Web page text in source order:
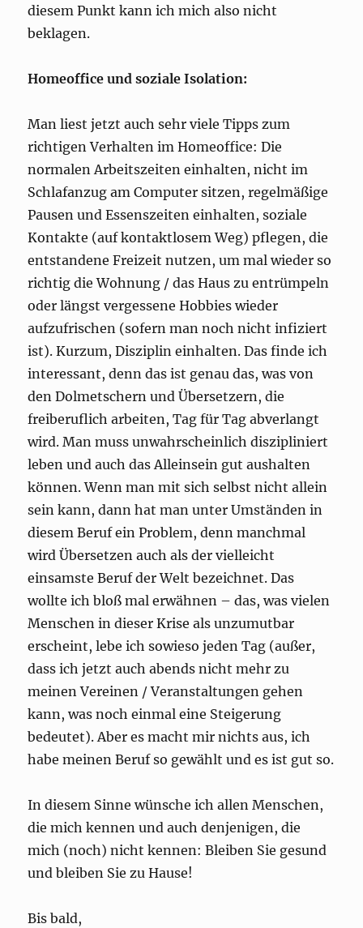
diesem Punkt kann ich mich also nicht
beklagen.
Homeoffice und soziale Isolation:
Man liest jetzt auch sehr viele Tipps zum
richtigen Verhalten im Homeoffice: Die
normalen Arbeitszeiten einhalten, nicht im
Schlafanzug am Computer sitzen, regelmäßige
Pausen und Essenszeiten einhalten, soziale
Kontakte (auf kontaktlosem Weg) pflegen, die
entstandene Freizeit nutzen, um mal wieder so
richtig die Wohnung / das Haus zu entrümpeln
oder längst vergessene Hobbies wieder
aufzufrischen (sofern man noch nicht infiziert
ist). Kurzum, Disziplin einhalten. Das finde ich
interessant, denn das ist genau das, was von
den Dolmetschern und Übersetzern, die
freiberuflich arbeiten, Tag für Tag abverlangt
wird. Man muss unwahrscheinlich diszipliniert
leben und auch das Alleinsein gut aushalten
können. Wenn man mit sich selbst nicht allein
sein kann, dann hat man unter Umständen in
diesem Beruf ein Problem, denn manchmal
wird Übersetzen auch als der vielleicht
einsamste Beruf der Welt bezeichnet. Das
wollte ich bloß mal erwähnen – das, was vielen
Menschen in dieser Krise als unzumutbar
erscheint, lebe ich sowieso jeden Tag (außer,
dass ich jetzt auch abends nicht mehr zu
meinen Vereinen / Veranstaltungen gehen
kann, was noch einmal eine Steigerung
bedeutet). Aber es macht mir nichts aus, ich
habe meinen Beruf so gewählt und es ist gut so.
In diesem Sinne wünsche ich allen Menschen,
die mich kennen und auch denjenigen, die
mich (noch) nicht kennen: Bleiben Sie gesund
und bleiben Sie zu Hause!
Bis bald,